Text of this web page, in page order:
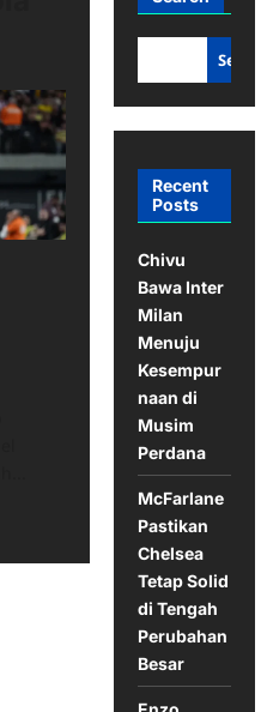
Recent
Posts
Chivu
Bawa Inter
Milan
Menuju
Kesempur
naan di
Musim
Perdana
McFarlane
Pastikan
Chelsea
Tetap Solid
di Tengah
Perubahan
Besar